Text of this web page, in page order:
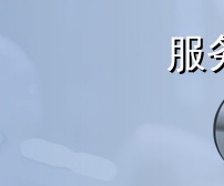
服